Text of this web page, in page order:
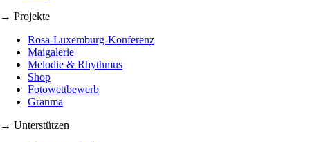
→ Projekte
Rosa-Luxemburg-Konferenz
Maigalerie
Melodie & Rhythmus
Shop
Fotowettbewerb
Granma
→ Unterstützen